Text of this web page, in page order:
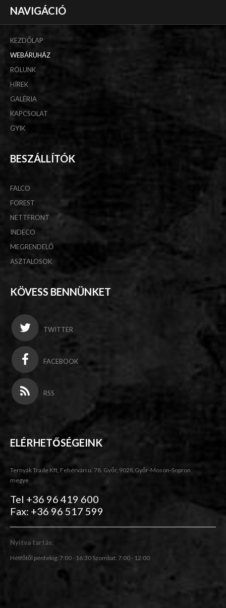
NAVIGÁCIÓ
KEZDŐLAP
WEBÁRUHÁZ
RÓLUNK
HÍREK
GALÉRIA
KAPCSOLAT
GYIK
BESZÁLLÍTÓK
FALCO
FOREST
NETTFRONT
INDECO
MEGRENDELŐ
ASZTALOSOK
KÖVESS BENNÜNKET
TWITTER
FACEBOOK
RSS
ELÉRHETŐSÉGEINK
Ternyák Trade Kft, Fehérvári u. 78. Győr, 9028,Győr-Moson-Sopron
megye
Tel +36 96 419 600
Fax: +36 96 517 599
Nyitva tartás:
Hétfőtől péntekig: 7:00 - 16:30 Szombat: 7:00 - 12:00